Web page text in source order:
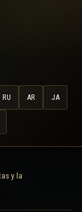
RU AR JA
y la